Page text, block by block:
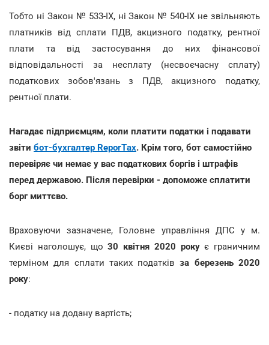
Тобто ні Закон № 533-ІХ, ні Закон № 540-ІХ не звільняють
платників від сплати ПДВ, акцизного податку, рентної
плати та від застосування до них фінансової
відповідальності за несплату (несвоєчасну сплату)
податкових зобов'язань з ПДВ, акцизного податку,
рентної плати.
Нагадає підприємцям, коли платити податки і подавати
звіти бот-бухгалтер ReporTах. Крім того, бот самостійно
перевіряє чи немає у вас податкових боргів і штрафів
перед державою. Після перевірки - допоможе сплатити
борг миттєво.
Враховуючи зазначене, Головне управління ДПС у м.
Києві наголошує, що30 квітня 2020 рокує граничним
терміном для сплати таких податківза березень 2020
року:
- податку на додану вартість;